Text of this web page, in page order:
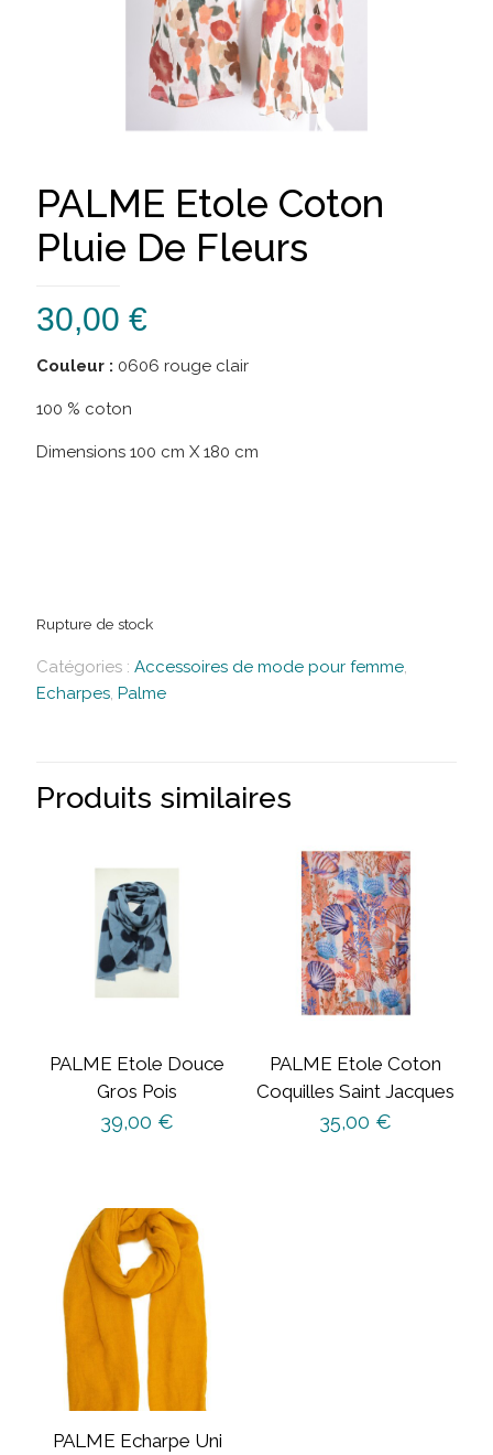
PALME Etole Coton
Pluie De Fleurs
30,00 €
Couleur : 0606 rouge clair
100 % coton
Dimensions 100 cm X 180 cm
Rupture de stock
Catégories : Accessoires de mode pour femme,
Echarpes, Palme
Produits similaires
PALME Etole Douce
Gros Pois
39,00 €
PALME Etole Coton
Coquilles Saint Jacques
35,00 €
PALME Echarpe Uni